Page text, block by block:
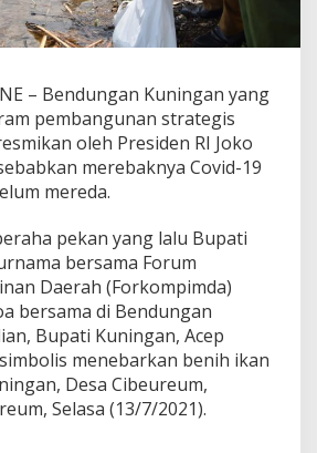
– Bendungan Kuningan yang
pembangunan strategis
oleh Presiden RI Joko
merebaknya Covid-19
mereda.
pekan yang lalu Bupati
bersama Forum
Daerah (Forkompimda)
bersama di Bendungan
Bupati Kuningan, Acep
menebarkan benih ikan
Desa Cibeureum,
Selasa (13/7/2021).